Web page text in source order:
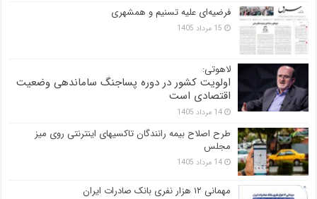
فرضیه‌ای علیه تسنیم و همشهری
15 مرداد 1405
لاهوتی:
اولویت کشور در دوره پساجنگ ساماندهی وضعیت
اقتصادی است
14 مرداد 1405
طرح اصلاح بیمه رانندگان تاکسیهای اینترنتی روی میز
مجلس
14 مرداد 1405
مهمانی ۱۲ هزار نفری بانک صادرات ایران